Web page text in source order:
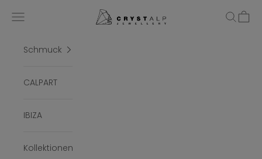
crystalpjewelry
Menü Suchen
Schmuck
CALPART
IBIZA
Kollektionen